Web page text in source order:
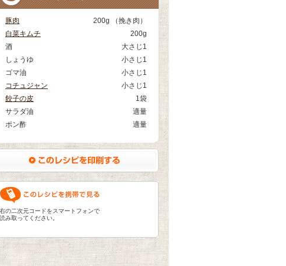
豚肉
200g （挽き肉）
白菜キムチ
200g
酒
大さじ1
しょうゆ
小さじ1
ゴマ油
小さじ1
コチュジャン
小さじ1
餃子の皮
1袋
サラダ油
適量
ポン酢
適量
右の二次元コードをスマートフォンで
読み取ってください。